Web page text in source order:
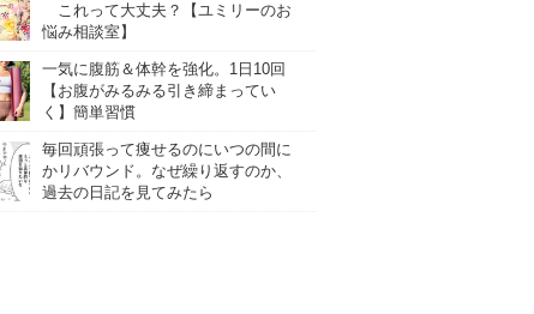
これって大丈夫？【ユミリーのお
悩み相談室】
一気に腹筋＆体幹を強化。1日10回
【お腹がみるみる引き締まってい
く】簡単習慣
毎回頑張って痩せるのにいつの間に
かリバウンド。なぜ繰り返すのか、
過去の日記を見てみたら